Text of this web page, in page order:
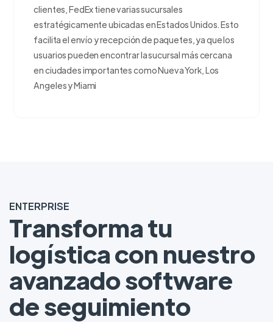
clientes, FedEx tiene varias sucursales
estratégicamente ubicadas en Estados Unidos. Esto
facilita el envío y recepción de paquetes, ya que los
usuarios pueden encontrar la sucursal más cercana
en ciudades importantes como Nueva York, Los
Angeles y Miami
ENTERPRISE
Transforma tu
logística con nuestro
avanzado software
de seguimiento